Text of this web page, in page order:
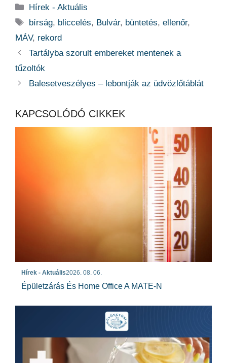
Kategória
Hírek - Aktuális
Címkék
bírság, bliccelés, Bulvár, büntetés,ellenőr,
MÁV, rekord
Tartályba szorult embereket mentenek a
tűzoltók
Balesetveszélyes – lebontják az üdvözlőtáblát
KAPCSOLÓDÓ CIKKEK
Hírek - Aktuális2026. 08. 06.
Épületzárás És Home Office A MATE-N